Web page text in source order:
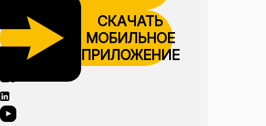
СКАЧАТЬ
МОБИЛЬНОЕ
ПРИЛОЖЕНИЕ